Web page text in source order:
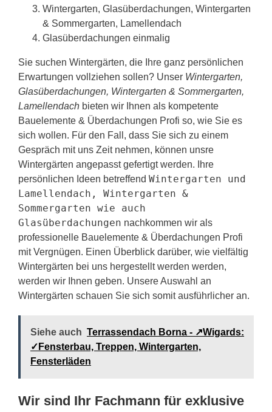
Wintergarten, Glasüberdachungen, Wintergarten
& Sommergarten, Lamellendach
Glasüberdachungen einmalig
Sie suchen Wintergärten, die Ihre ganz persönlichen
Erwartungen vollziehen sollen? Unser Wintergarten,
Glasüberdachungen, Wintergarten & Sommergarten,
Lamellendach bieten wir Ihnen als kompetente
Bauelemente & Überdachungen Profi so, wie Sie es
sich wollen. Für den Fall, dass Sie sich zu einem
Gespräch mit uns Zeit nehmen, können unsre
Wintergärten angepasst gefertigt werden. Ihre
persönlichen Ideen betreffend Wintergarten und
Lamellendach, Wintergarten &
Sommergarten wie auch
Glasüberdachungen nachkommen wir als
professionelle Bauelemente & Überdachungen Profi
mit Vergnügen. Einen Überblick darüber, wie vielfältig
Wintergärten bei uns hergestellt werden werden,
werden wir Ihnen geben. Unsere Auswahl an
Wintergärten schauen Sie sich somit ausführlicher an.
Siehe auch Terrassendach Borna - ↗️Wigards:
✓Fensterbau, Treppen, Wintergarten,
Fensterläden
Wir sind Ihr Fachmann für exklusive